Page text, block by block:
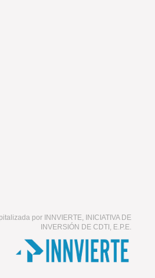
por INNVIERTE, INICIATIVA DE
INVERSIÓN DE CDTI, E.P.E.